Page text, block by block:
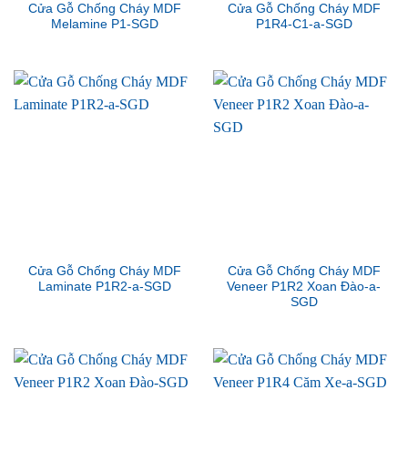
Cửa Gỗ Chống Cháy MDF
Melamine P1-SGD
Cửa Gỗ Chống Cháy MDF
P1R4-C1-a-SGD
Cửa Gỗ Chống Cháy MDF
Laminate P1R2-a-SGD
Cửa Gỗ Chống Cháy MDF
Veneer P1R2 Xoan Đào-a-
SGD